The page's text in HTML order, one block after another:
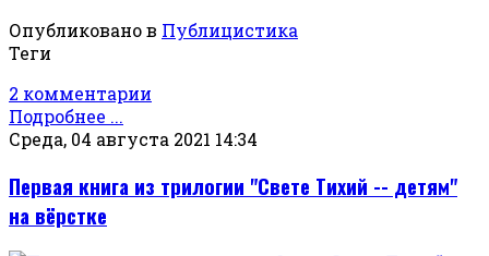
Опубликовано в Публицистика
Теги
2 комментарии
Подробнее ...
Среда, 04 августа 2021 14:34
Первая книга из трилогии "Свете Тихий -- детям"
на вёрстке